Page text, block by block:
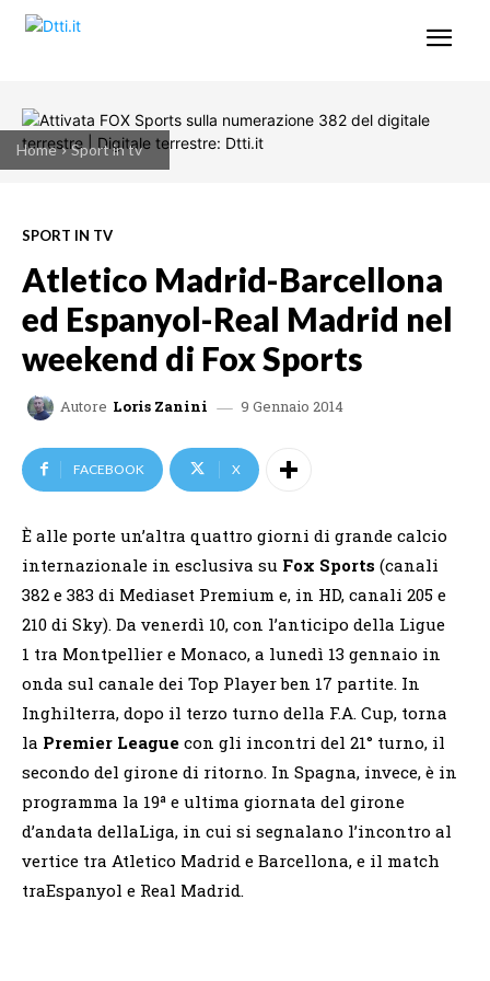
Home Sport in tv
SPORT IN TV
Atletico Madrid-Barcellona
ed Espanyol-Real Madrid nel
weekend di Fox Sports
Autore Loris Zanini 9 Gennaio 2014
FACEBOOK X
È alle porte un’altra quattro giorni di grande calcio
internazionale in esclusiva su Fox Sports (canali
382 e 383 di Mediaset Premium e, in HD, canali 205 e
210 di Sky). Da venerdì 10, con l’anticipo della Ligue
1 tra Montpellier e Monaco, a lunedì 13 gennaio in
onda sul canale dei Top Player ben 17 partite. In
Inghilterra, dopo il terzo turno della F.A. Cup, torna
la Premier League con gli incontri del 21° turno, il
secondo del girone di ritorno. In Spagna, invece, è in
programma la 19ª e ultima giornata del girone
d’andata dellaLiga, in cui si segnalano l’incontro al
vertice tra Atletico Madrid e Barcellona, e il match
traEspanyol e Real Madrid.